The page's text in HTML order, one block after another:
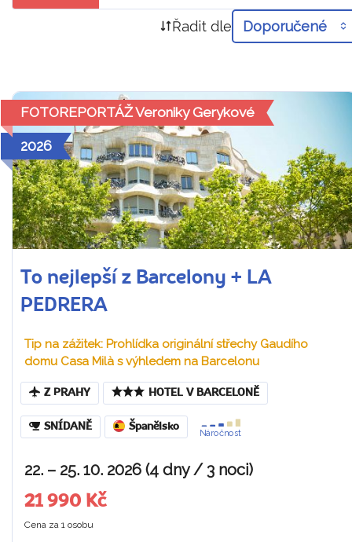
Řadit dle Doporučené
FOTOREPORTÁŽ Veroniky Gerykové
2026
To nejlepší z Barcelony + LA
PEDRERA
Tip na zážitek: Prohlídka originální střechy Gaudího
domu Casa Milà s výhledem na Barcelonu
Z PRAHY HOTEL V BARCELONĚ
SNÍDANĚ Španělsko
Náročnost
22. – 25. 10. 2026 (4 dny / 3 noci)
21 990 Kč
Cena za 1 osobu